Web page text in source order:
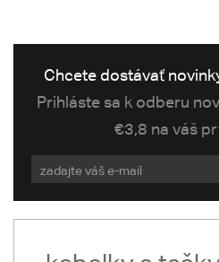
Chcete dostávať
Prihláste sa k odberu
€3,8 na váš